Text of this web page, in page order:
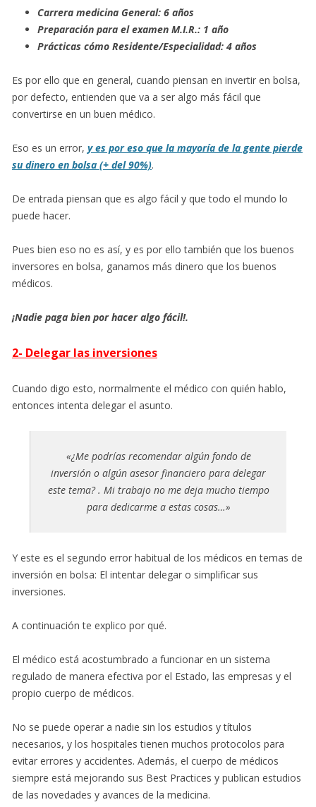
Carrera medicina General: 6 años
Preparación para el examen M.I.R.: 1 año
Prácticas cómo Residente/Especialidad: 4 años
Es por ello que en general, cuando piensan en invertir en bolsa,
por defecto, entienden que va a ser algo más fácil que
convertirse en un buen médico.
Eso es un error, y es por eso que la mayoría de la gente pierde
su dinero en bolsa (+ del 90%).
De entrada piensan que es algo fácil y que todo el mundo lo
puede hacer.
Pues bien eso no es así, y es por ello también que los buenos
inversores en bolsa, ganamos más dinero que los buenos
médicos.
¡Nadie paga bien por hacer algo fácil!.
2- Delegar las inversiones
Cuando digo esto, normalmente el médico con quién hablo,
entonces intenta delegar el asunto.
«¿Me podrías recomendar algún fondo de
inversión o algún asesor financiero para delegar
este tema? . Mi trabajo no me deja mucho tiempo
para dedicarme a estas cosas…»
Y este es el segundo error habitual de los médicos en temas de
inversión en bolsa: El intentar delegar o simplificar sus
inversiones.
A continuación te explico por qué.
El médico está acostumbrado a funcionar en un sistema
regulado de manera efectiva por el Estado, las empresas y el
propio cuerpo de médicos.
No se puede operar a nadie sin los estudios y títulos
necesarios, y los hospitales tienen muchos protocolos para
evitar errores y accidentes. Además, el cuerpo de médicos
siempre está mejorando sus Best Practices y publican estudios
de las novedades y avances de la medicina.